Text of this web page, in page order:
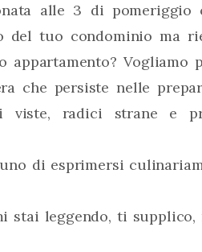
alle 3 di pomeriggio
del tuo condominio ma
Vogliamo
che persiste nelle
viste, radici strane e
di esprimersi
stai leggendo, ti supplico,